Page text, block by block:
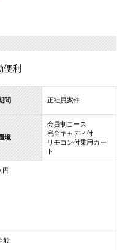
利
間 正社員案件
境
会員制コース
完全キャディ付
リモコン付乗用カー
ト
円
般